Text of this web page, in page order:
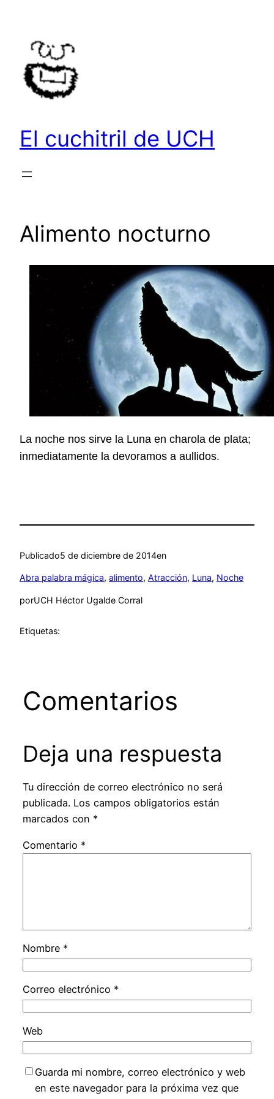
contenido
El cuchitril de UCH
Alimento nocturno
La noche nos sirve la Luna en charola de plata;
inmediatamente la devoramos a aullidos.
Publicado5 de diciembre de 2014en
Abra palabra mágica, alimento, Atracción, Luna, Noche
porUCH Héctor Ugalde Corral
Etiquetas:
Comentarios
Deja una respuesta
Tu dirección de correo electrónico no será
publicada. Los campos obligatorios están
marcados con *
Comentario *
Nombre *
Correo electrónico *
Web
Guarda mi nombre, correo electrónico y web
en este navegador para la próxima vez que